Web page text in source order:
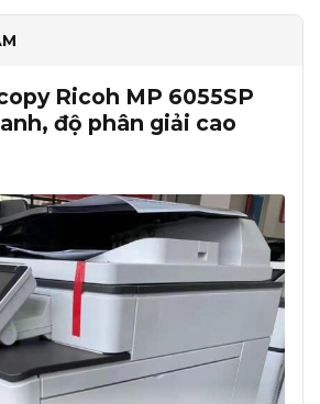
Ricoh MP 6055SP
độ phân giải cao